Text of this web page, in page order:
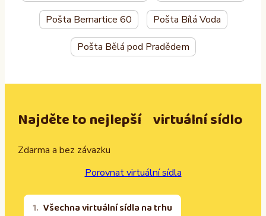
Pošta Bernartice 60 Pošta Bílá Voda
Pošta Bělá pod Pradědem
Najděte to nejlepší virtuální sídlo
Zdarma a bez závazku
Porovnat virtuální sídla
Všechna virtuální sídla na trhu